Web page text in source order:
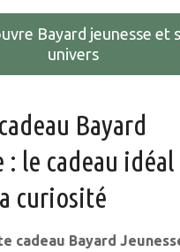
Bayard jeunesse et
univers
Bayard
: le cadeau
curiosité
cadeau Bayard